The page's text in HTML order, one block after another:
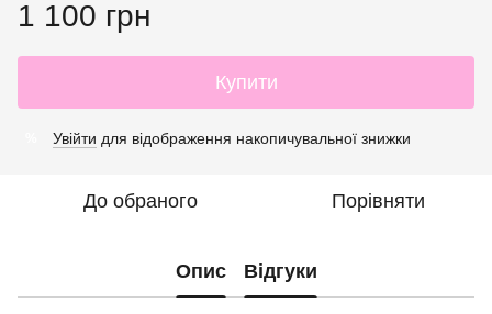
1 100 грн
Купити
Увійти для відображення накопичувальної знижки
До обраного Порівняти
Опис Відгуки